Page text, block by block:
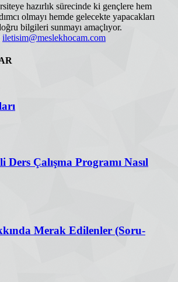
hazırlık sürecinde ki gençlere hem
olmayı hemde gelecekte yapacakları
bilgileri sunmayı amaçlıyor.
iletisim@meslekhocam.com
Ders Çalışma Programı Nasıl
Merak Edilenler (Soru-